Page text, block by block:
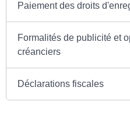
Paiement des droits
Formalités de publicité et
créanciers
Déclarations fiscales